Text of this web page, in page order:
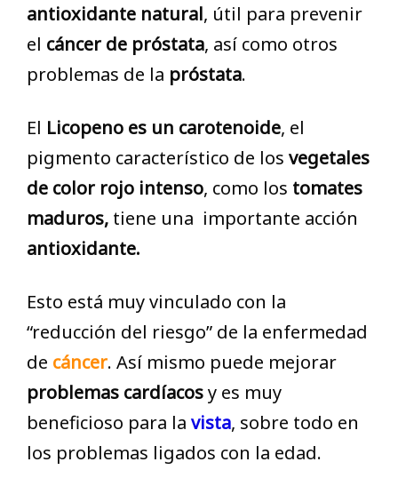
antioxidante natural, útil para prevenir
el cáncer de próstata, así como otros
problemas de la próstata.
El Licopeno es un carotenoide, el
pigmento característico de los vegetales
de color rojo intenso, como los tomates
maduros, tiene una importante acción
antioxidante.
Esto está muy vinculado con la
“reducción del riesgo” de la enfermedad
de cáncer. Así mismo puede mejorar
problemas cardíacosy es muy
beneficioso para la vista, sobre todo en
los problemas ligados con la edad.